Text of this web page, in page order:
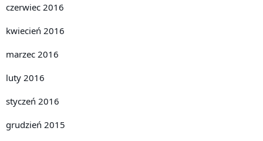
czerwiec 2016
kwiecień 2016
marzec 2016
luty 2016
styczeń 2016
grudzień 2015